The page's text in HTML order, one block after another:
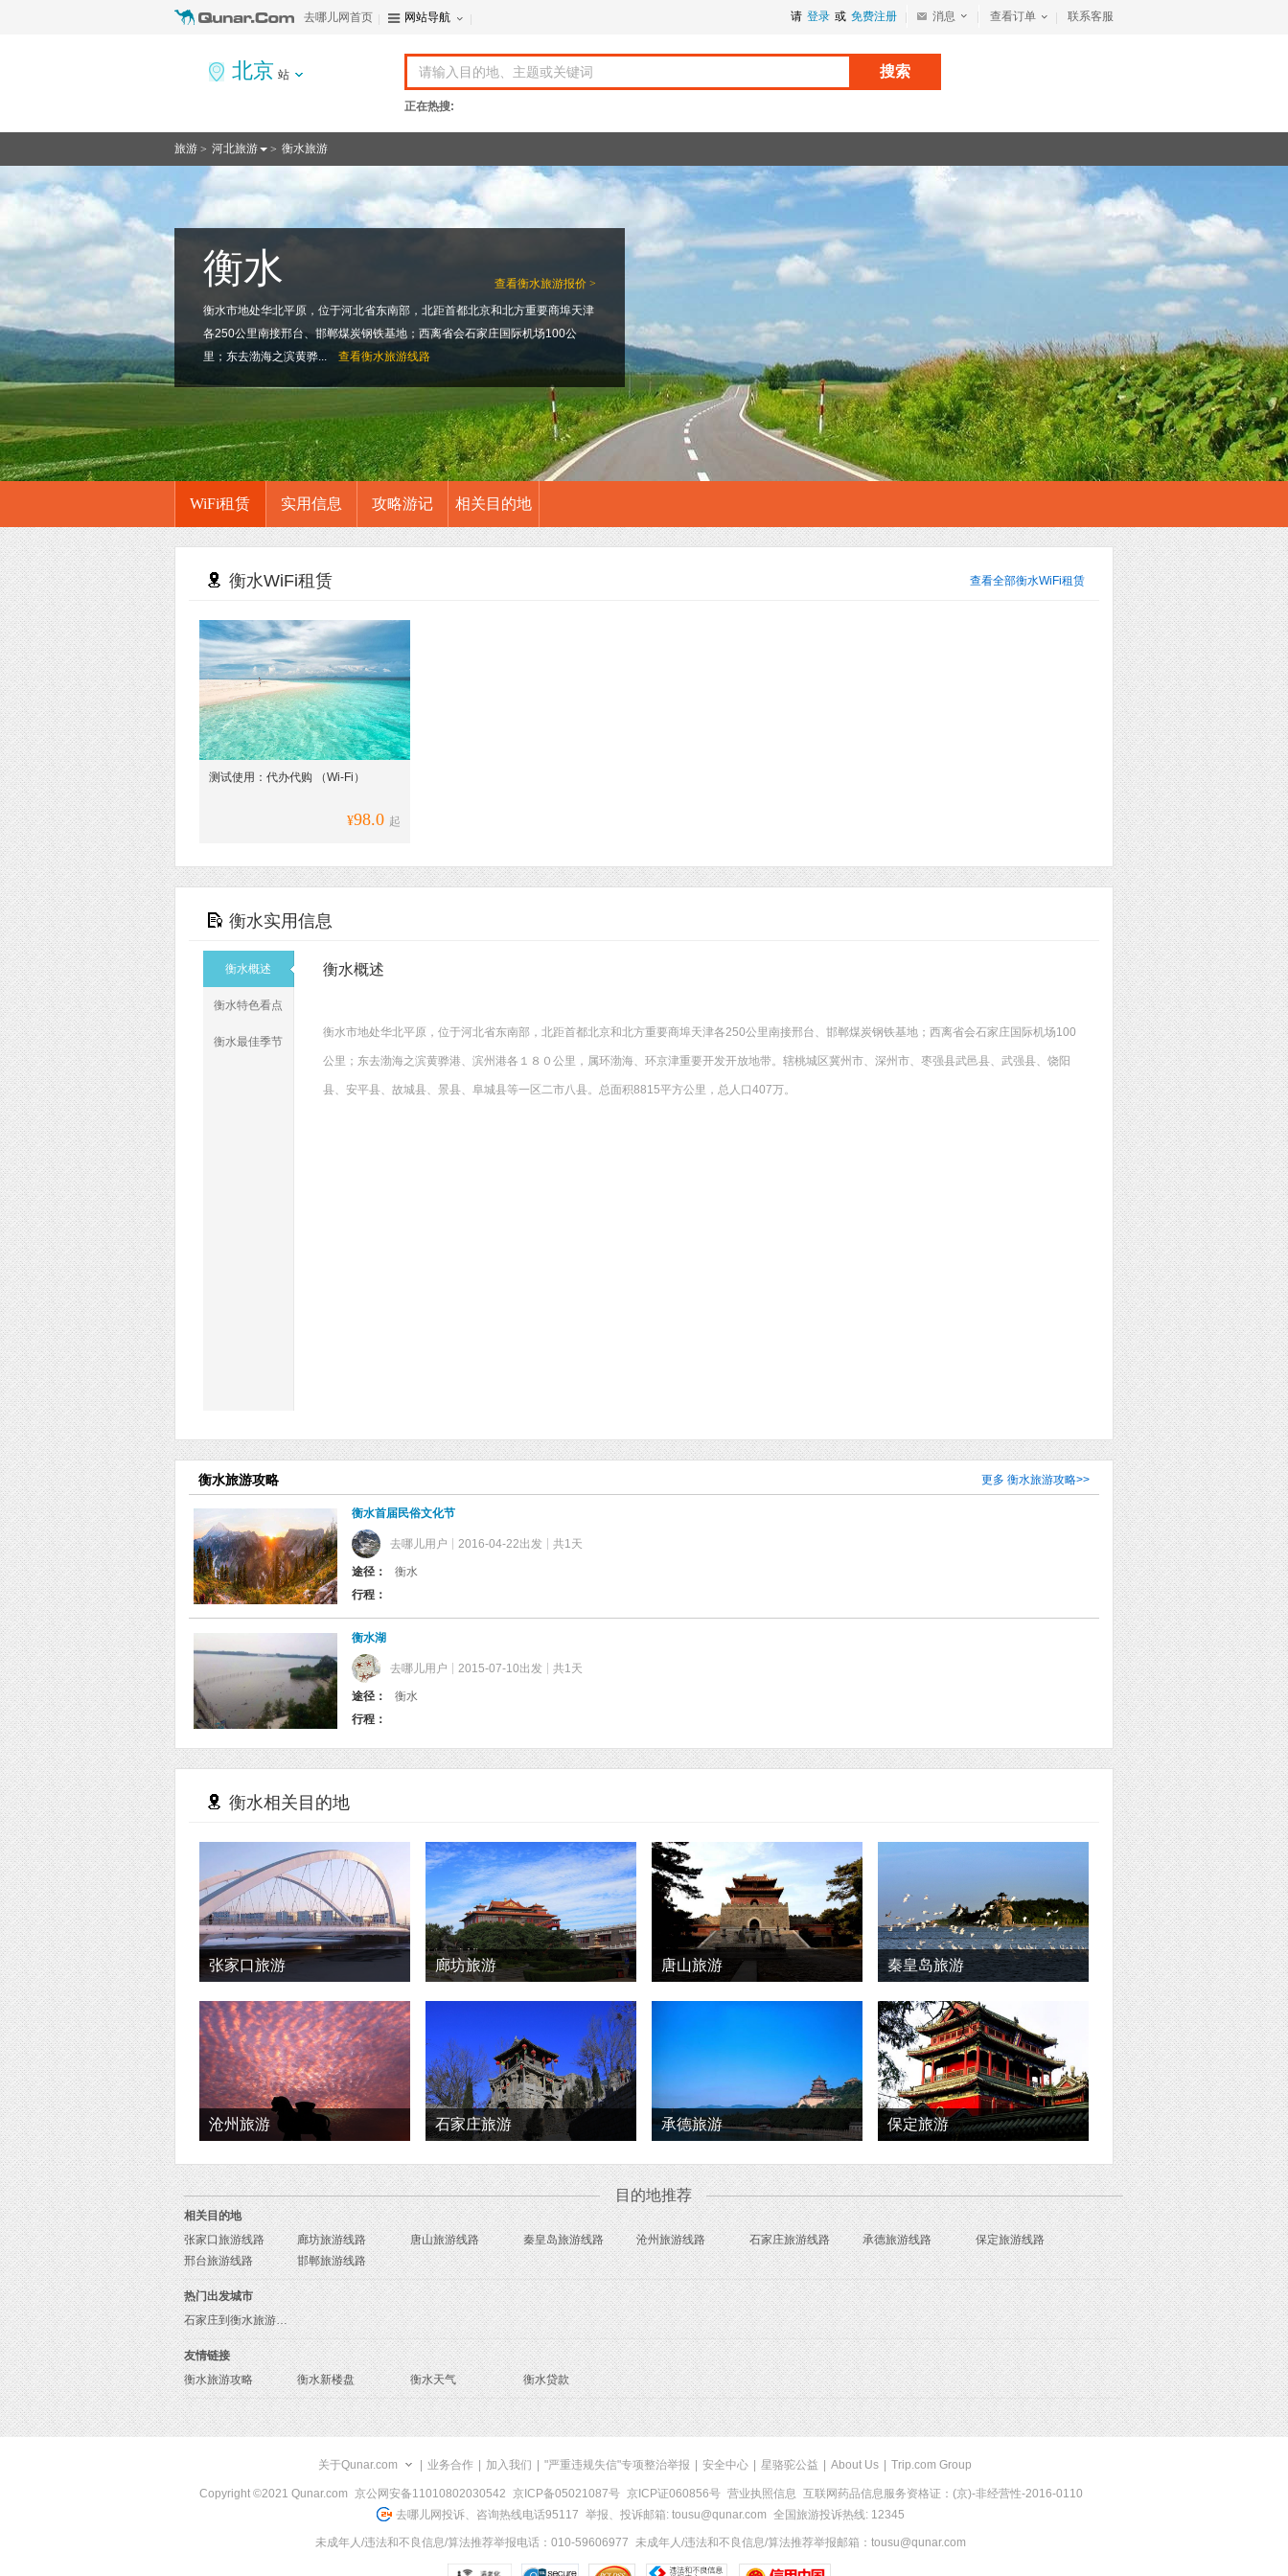
请 登录 或 免费注册 消息 查看订单 联系客服
去哪儿网首页 网站导航
北京 站 搜索
正在热搜:
旅游 > 河北旅游 > 衡水旅游
查看衡水旅游报价 >
衡水
衡水市地处华北平原，位于河北省东南部，北距首都北京和北方重要商埠天津
各250公里南接邢台、邯郸煤炭钢铁基地；西离省会石家庄国际机场100公
里；东去渤海之滨黄骅...
查看衡水旅游线路
WiFi租赁 实用信息 攻略游记 相关目的地
查看全部衡水WiFi租赁
衡水WiFi租赁
测试使用：代办代购 （Wi-Fi）
¥98.0 起
衡水实用信息
衡水概述
衡水特色看点
衡水最佳季节
衡水概述
衡水市地处华北平原，位于河北省东南部，北距首都北京和北方重要商埠天津各250公里南接邢台、邯郸煤炭钢铁基地；西离省会石家庄国际机场100
公里；东去渤海之滨黄骅港、滨州港各１８０公里，属环渤海、环京津重要开发开放地带。辖桃城区冀州市、深州市、枣强县武邑县、武强县、饶阳
县、安平县、故城县、景县、阜城县等一区二市八县。总面积8815平方公里，总人口407万。
衡水旅游攻略 更多 衡水旅游攻略>>
衡水首届民俗文化节
去哪儿用户 2016-04-22出发 共1天
途径：
衡水
行程：
衡水湖
去哪儿用户 2015-07-10出发 共1天
途径：
衡水
行程：
衡水相关目的地
张家口旅游 廊坊旅游 唐山旅游 秦皇岛旅游
沧州旅游 石家庄旅游 承德旅游 保定旅游
目的地推荐
相关目的地
张家口旅游线路
廊坊旅游线路 唐山旅游线路 秦皇岛旅游线路 沧州旅游线路 石家庄旅游线路 承德旅游线路
保定旅游线路
邢台旅游线路
邯郸旅游线路
热门出发城市
石家庄到衡水旅游报价
友情链接
衡水旅游攻略
衡水新楼盘 衡水天气 衡水贷款
关于Qunar.com 业务合作 加入我们 "严重违规失信"专项整治举报 安全中心 星骆驼公益 About Us Trip.com Group
Copyright ©2021 Qunar.com 京公网安备11010802030542 京ICP备05021087号 京ICP证060856号 营业执照信息 互联网药品信息服务资格证：(京)-非经营性-2016-0110
去哪儿网投诉、咨询热线电话95117 举报、投诉邮箱: tousu@qunar.com 全国旅游投诉热线: 12345
未成年人/违法和不良信息/算法推荐举报电话：010-59606977 未成年人/违法和不良信息/算法推荐举报邮箱：tousu@qunar.com